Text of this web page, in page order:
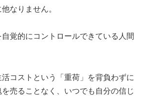
他なりません。
覚的にコントロールできている人間
コストという「重荷」を背負わずに
売ることなく、いつでも自分の信じ